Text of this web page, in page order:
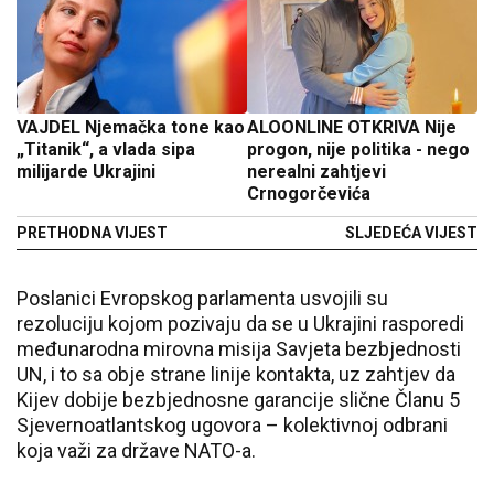
VAJDEL Njemačka tone kao
„Titanik“, a vlada sipa
milijarde Ukrajini
PRETHODNA VIJEST
ALOONLINE OTKRIVA Nije
progon, nije politika - nego
nerealni zahtjevi
Crnogorčevića
SLJEDEĆA VIJEST
Poslanici Evropskog parlamenta usvojili su
rezoluciju kojom pozivaju da se u Ukrajini rasporedi
međunarodna mirovna misija Savjeta bezbjednosti
UN, i to sa obje strane linije kontakta, uz zahtjev da
Kijev dobije bezbjednosne garancije slične Članu 5
Sjevernoatlantskog ugovora – kolektivnoj odbrani
koja važi za države NATO-a.